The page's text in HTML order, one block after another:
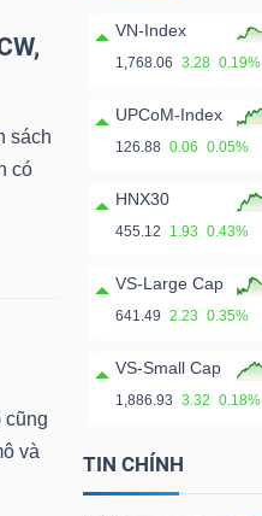
sách
có
cũng
và
VN-Index
1,768.06 3.28 0.19%
UPCoM-Index
126.88 0.06 0.05%
HNX30
455.12 1.93 0.43%
VS-Large Cap
641.49 2.23 0.35%
VS-Small Cap
1,886.93 3.32 0.18%
TIN CHÍNH